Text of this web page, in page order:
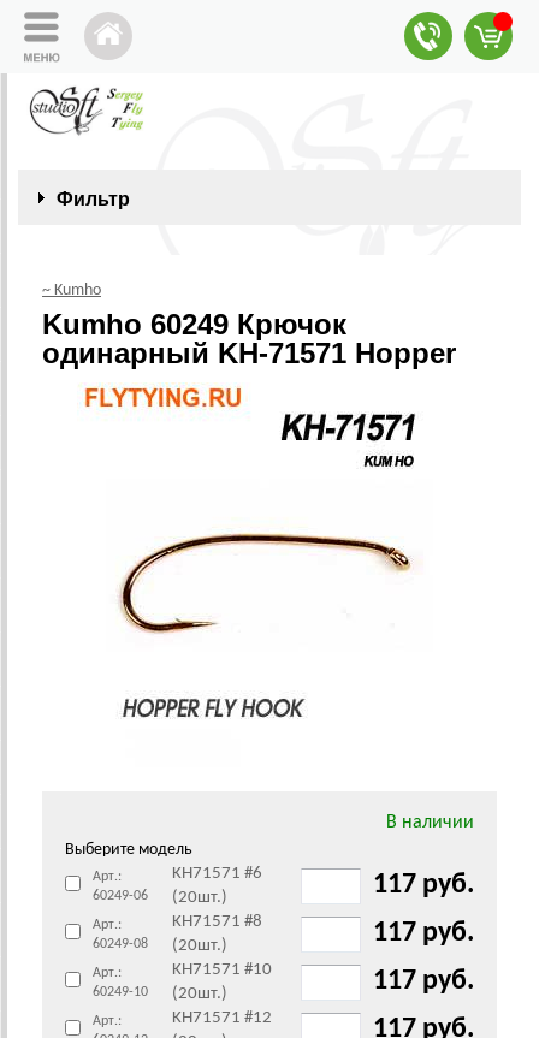
Фильтр
~ Kumho
Kumho 60249 Крючок
одинарный KH-71571 Hopper
В наличии
Выберите модель
Арт.:
60249-06
KH71571 #6
(20шт.)
117 руб.
Арт.:
60249-08
KH71571 #8
(20шт.)
117 руб.
Арт.:
60249-10
KH71571 #10
(20шт.)
117 руб.
Арт.:
KH71571 #12
117 руб.